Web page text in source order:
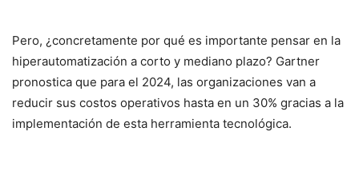
Pero, ¿concretamente por qué es importante pensar en la
hiperautomatización a corto y mediano plazo? Gartner
pronostica que para el 2024, las organizaciones van a
reducir sus costos operativos hasta en un 30% gracias a la
implementación de esta herramienta tecnológica.